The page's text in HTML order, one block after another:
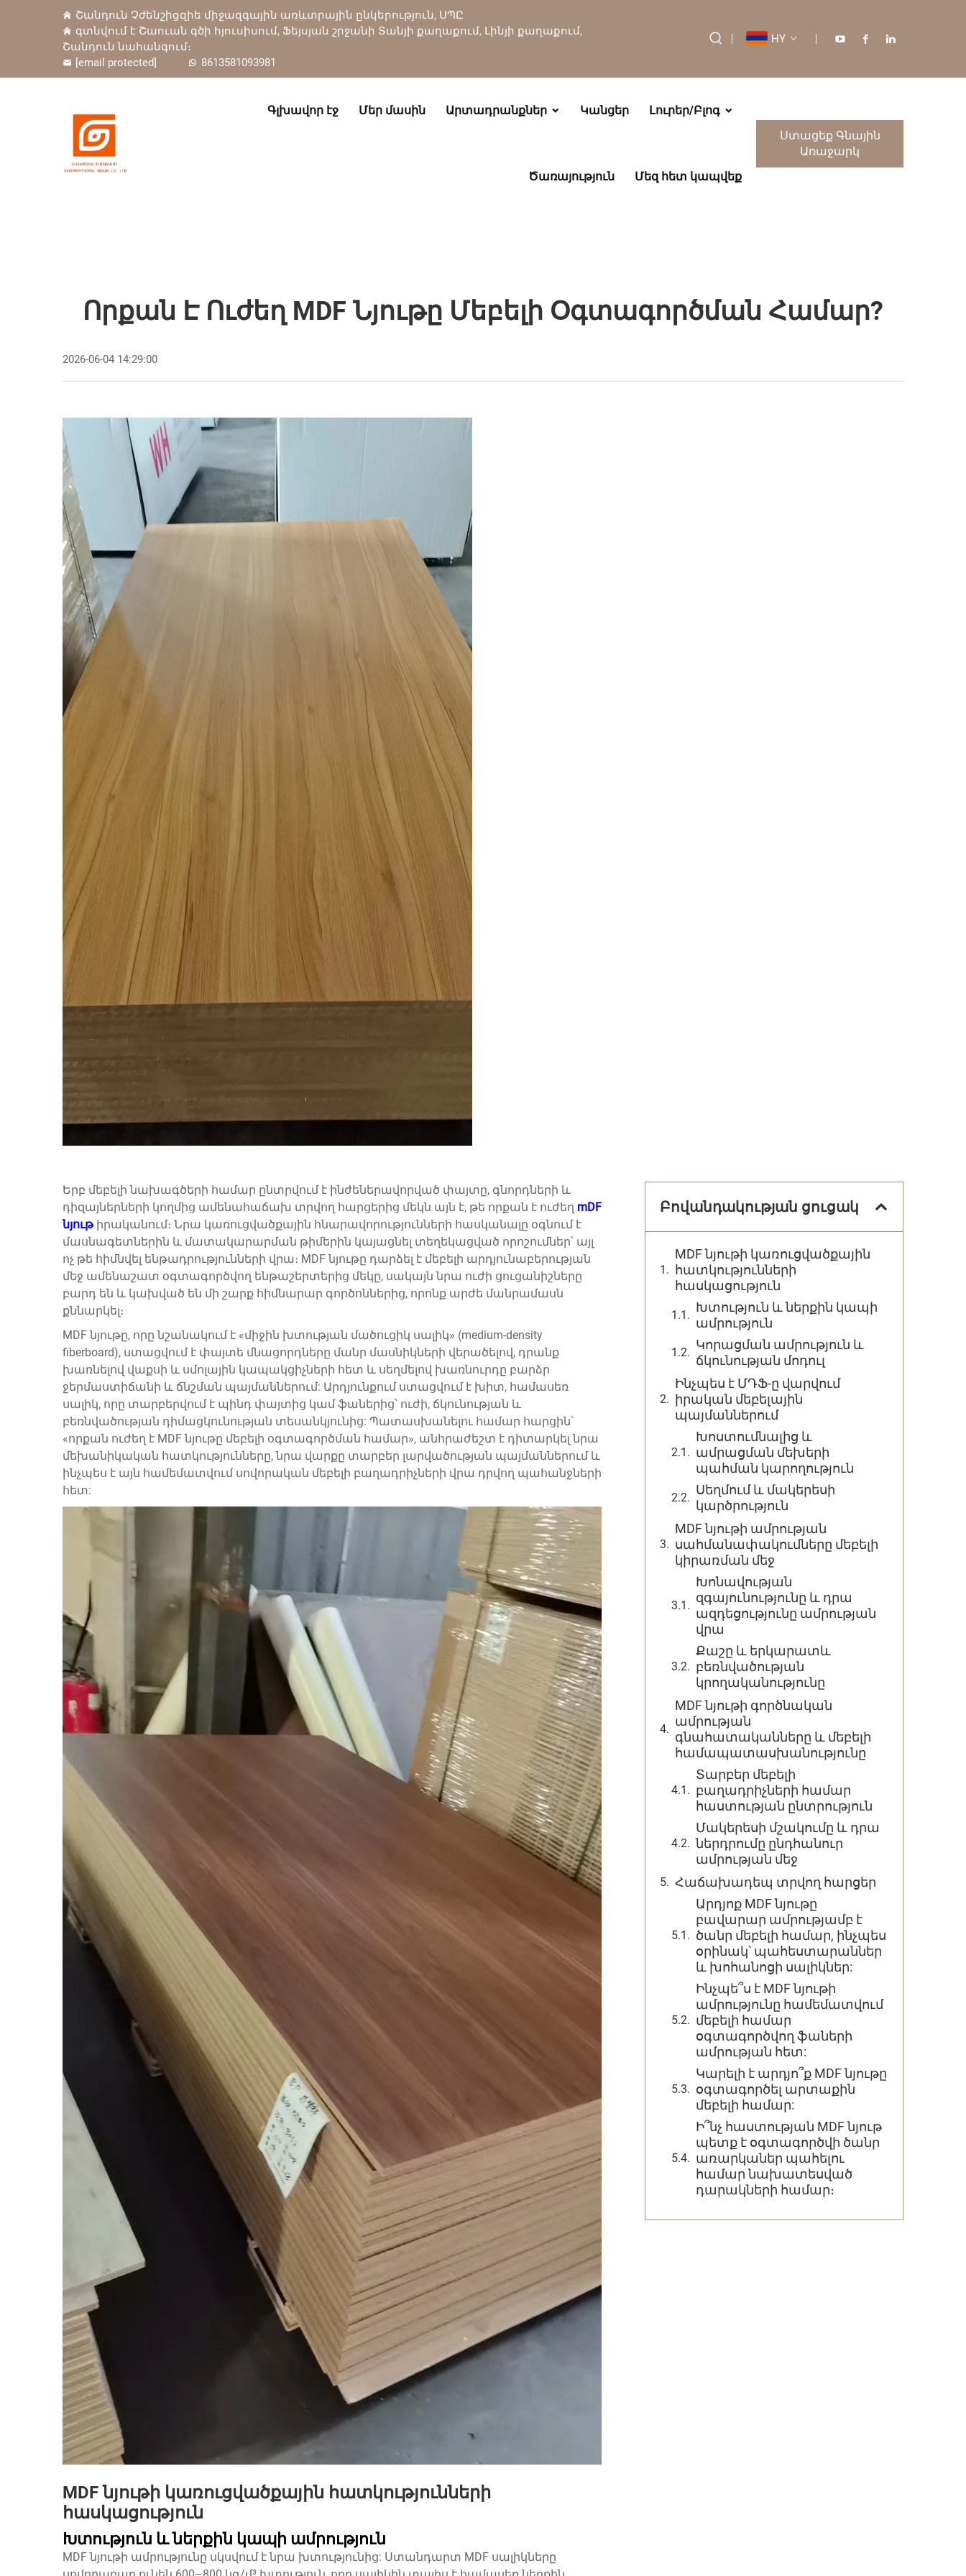
Շանդուն Չժենշիցզիե միջազգային առևտրային ընկերություն, ՍՊԸ
գտնվում է Շաուան գծի հյուսիսում, Ֆեյսյան շրջանի Տանյի քաղաքում, Լինյի քաղաքում,
Շանդուն նահանգում։
[email protected]
8613581093981
HY
Գլխավոր էջ Մեր մասին Արտադրանքներ Կանցեր Լուրեր/Բլոգ
Ծառայություն Մեզ հետ կապվեք
Ստացեք Գնային
Առաջարկ
Որքան Է Ուժեղ MDF Նյութը Մեբելի Օգտագործման Համար?
2026-06-04 14:29:00
Երբ մեբելի նախագծերի համար ընտրվում է ինժեներավորված փայտը, գնորդների և
դիզայներների կողմից ամենահաճախ տրվող հարցերից մեկն այն է, թե որքան է ուժեղ mDF
նյութ իրականում։ Նրա կառուցվածքային հնարավորությունների հասկանալը օգնում է
մասնագետներին և մատակարարման թիմերին կայացնել տեղեկացված որոշումներ՝ այլ
ոչ թե հիմնվել ենթադրությունների վրա։ MDF նյութը դարձել է մեբելի արդյունաբերության
մեջ ամենաշատ օգտագործվող ենթաշերտերից մեկը, սակայն նրա ուժի ցուցանիշները
բարդ են և կախված են մի շարք հիմնարար գործոններից, որոնք արժե մանրամասն
քննարկել։
MDF նյութը, որը նշանակում է «միջին խտության մածուցիկ սալիկ» (medium-density
fiberboard), ստացվում է փայտե մնացորդները մանր մասնիկների վերածելով, դրանք
խառնելով վաքսի և սմոլային կապակցիչների հետ և սեղմելով խառնուրդը բարձր
ջերմաստիճանի և ճնշման պայմաններում: Արդյունքում ստացվում է խիտ, համասեռ
սալիկ, որը տարբերվում է պինդ փայտից կամ ֆաներից՝ ուժի, ճկունության և
բեռնվածության դիմացկունության տեսանկյունից: Պատասխանելու համար հարցին՝
«որքան ուժեղ է MDF նյութը մեբելի օգտագործման համար», անհրաժեշտ է դիտարկել նրա
մեխանիկական հատկությունները, նրա վարքը տարբեր լարվածության պայմաններում և
ինչպես է այն համեմատվում սովորական մեբելի բաղադրիչների վրա դրվող պահանջների
հետ:
MDF նյութի կառուցվածքային հատկությունների
հասկացություն
Խտություն և ներքին կապի ամրություն
MDF նյութի ամրությունը սկսվում է նրա խտությունից: Ստանդարտ MDF սալիկները
Բովանդակության ցուցակ
MDF նյութի կառուցվածքային
հատկությունների
հասկացություն
Խտություն և ներքին կապի
ամրություն
Կորացման ամրություն և
ճկունության մոդուլ
Ինչպես է ՄԴՖ-ը վարվում
իրական մեբելային
պայմաններում
Խոստումնալից և
ամրացման մեխերի
պահման կարողություն
Սեղմում և մակերեսի
կարծրություն
MDF նյութի ամրության
սահմանափակումները մեբելի
կիրառման մեջ
Խոնավության
զգայունությունը և դրա
ազդեցությունը ամրության
վրա
Քաշը և երկարատև
բեռնվածության
կրողականությունը
MDF նյութի գործնական
ամրության
գնահատականները և մեբելի
համապատասխանությունը
Տարբեր մեբելի
բաղադրիչների համար
հաստության ընտրություն
Մակերեսի մշակումը և դրա
ներդրումը ընդհանուր
ամրության մեջ
Հաճախադեպ տրվող հարցեր
Արդյոք MDF նյութը
բավարար ամրությամբ է
ծանր մեբելի համար, ինչպես
օրինակ՝ պահեստարաններ
և խոհանոցի սալիկներ:
Ինչպե՞ս է MDF նյութի
ամրությունը համեմատվում
մեբելի համար
օգտագործվող ֆաների
ամրության հետ:
Կարելի է արդյո՞ք MDF նյութը
օգտագործել արտաքին
մեբելի համար:
Ի՞նչ հաստության MDF նյութ
պետք է օգտագործվի ծանր
առարկաներ պահելու
համար նախատեսված
դարակների համար։